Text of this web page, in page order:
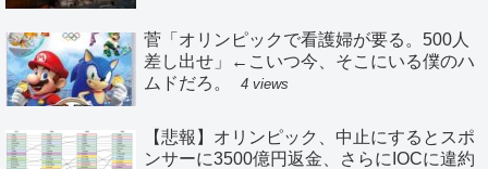
菅「オリンピックで看護婦が要る。500人
差し出せ」←こいつ今、そこにいる僕のハ
ムドだろ。
4 views
【悲報】オリンピック、中止にするとスポ
ンサーに3500億円返金、さらにIOCに違約